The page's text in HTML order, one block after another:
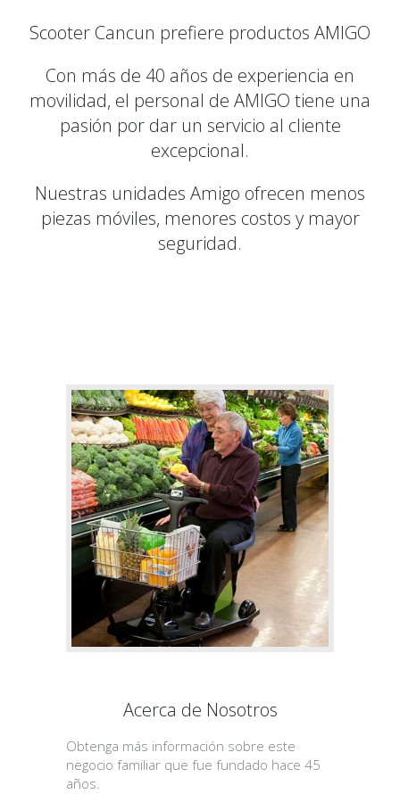
Scooter Cancun prefiere productos AMIGO
Con más de 40 años de experiencia en
movilidad, el personal de AMIGO tiene una
pasión por dar un servicio al cliente
excepcional.
Nuestras unidades Amigo ofrecen menos
piezas móviles, menores costos y mayor
seguridad.
Acerca de Nosotros
Obtenga más información sobre este
negocio familiar que fue fundado hace 45
años.